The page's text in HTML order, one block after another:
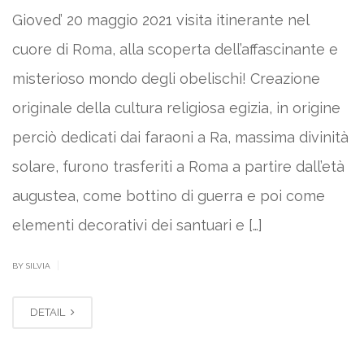
Gioved’ 20 maggio 2021 visita itinerante nel
cuore di Roma, alla scoperta dell’affascinante e
misterioso mondo degli obelischi! Creazione
originale della cultura religiosa egizia, in origine
perciò dedicati dai faraoni a Ra, massima divinità
solare, furono trasferiti a Roma a partire dall’età
augustea, come bottino di guerra e poi come
elementi decorativi dei santuari e […]
BY SILVIA
DETAIL